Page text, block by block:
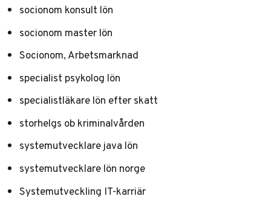
socionom konsult lön
socionom master lön
Socionom, Arbetsmarknad
specialist psykolog lön
specialistläkare lön efter skatt
storhelgs ob kriminalvården
systemutvecklare java lön
systemutvecklare lön norge
Systemutveckling IT-karriär